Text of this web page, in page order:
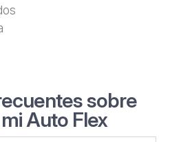
sobre
Auto Flex